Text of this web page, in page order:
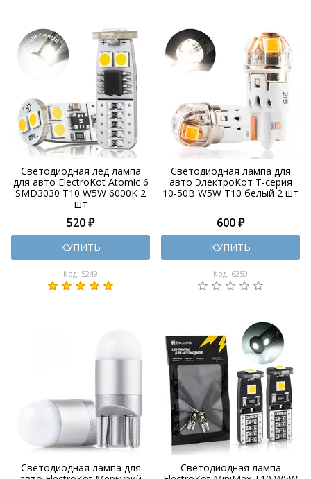
Светодиодная лед лампа
для авто ElectroKot Atomic 6
SMD3030 T10 W5W 6000K 2
шт
520 ₽
КУПИТЬ
Код: 5249
Светодиодная лампа для
авто ЭлектроКот Т-серия
10-50В W5W T10 белый 2 шт
600 ₽
КУПИТЬ
Код: 6250
Светодиодная лампа для
Светодиодная лампа